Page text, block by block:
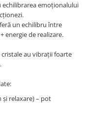
echilibrarea emoționalului
un echilibru între
energie de realizare.
au vibrații foarte
relaxare) – pot